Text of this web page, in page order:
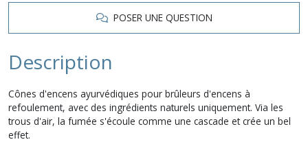
POSER UNE QUESTION
Description
Cônes d'encens ayurvédiques pour brûleurs d'encens à
refoulement, avec des ingrédients naturels uniquement. Via les
trous d'air, la fumée s'écoule comme une cascade et crée un bel
effet.